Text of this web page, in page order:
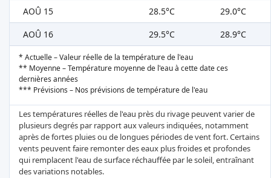
AOÛ 15
28.5°C
29.0°C
AOÛ 16
29.5°C 28.9°C
* Actuelle – Valeur réelle de la température de l'eau
** Moyenne – Température moyenne de l'eau à cette date ces
dernières années
*** Prévisions – Nos prévisions de température de l'eau
Les températures réelles de l'eau près du rivage peuvent varier de
plusieurs degrés par rapport aux valeurs indiquées, notamment
après de fortes pluies ou de longues périodes de vent fort. Certains
vents peuvent faire remonter des eaux plus froides et profondes
qui remplacent l'eau de surface réchauffée par le soleil, entraînant
des variations notables.